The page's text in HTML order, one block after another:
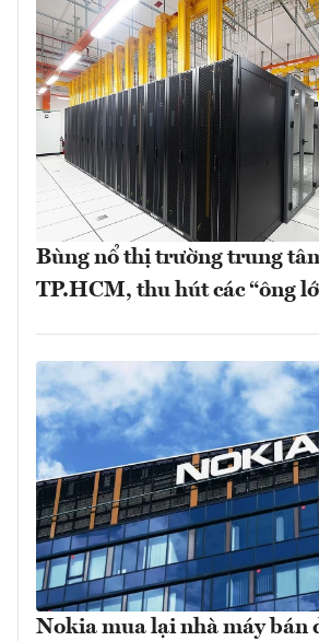
Bùng nổ thị trường trung
TP.HCM, thu hút các “ông
Nokia mua lại nhà máy bán